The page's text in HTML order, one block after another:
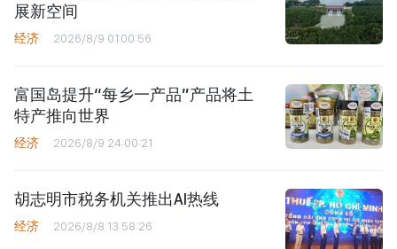
展新空间
经济 2026/8/9 01:00:56
富国岛提升“每乡一产品”产品将土
特产推向世界
经济 2026/8/9 24:00:21
胡志明市税务机关推出AI热线
经济 2026/8/8 13:58:26